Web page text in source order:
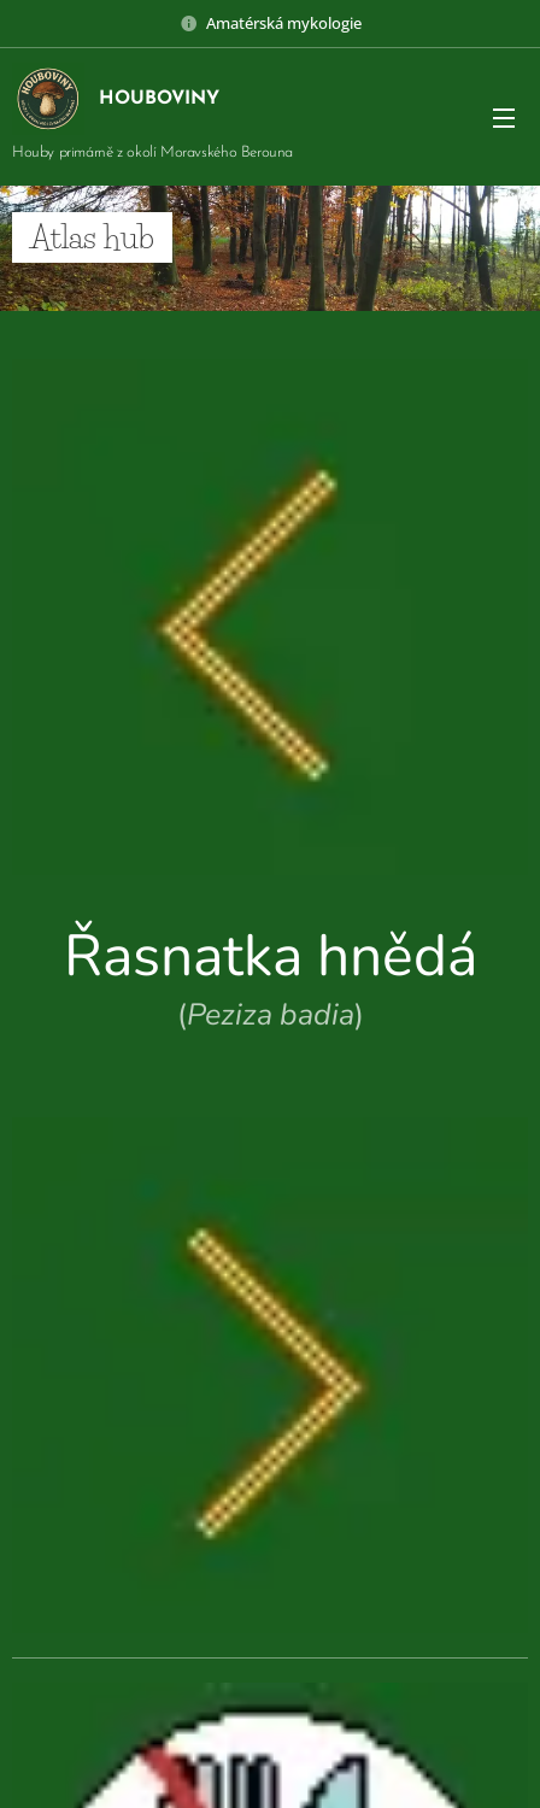
Amatérská mykologie
HOUBOVINY
Houby primárně z okolí Moravského Berouna
Atlas hub
Řasnatka hnědá
(Peziza badia)